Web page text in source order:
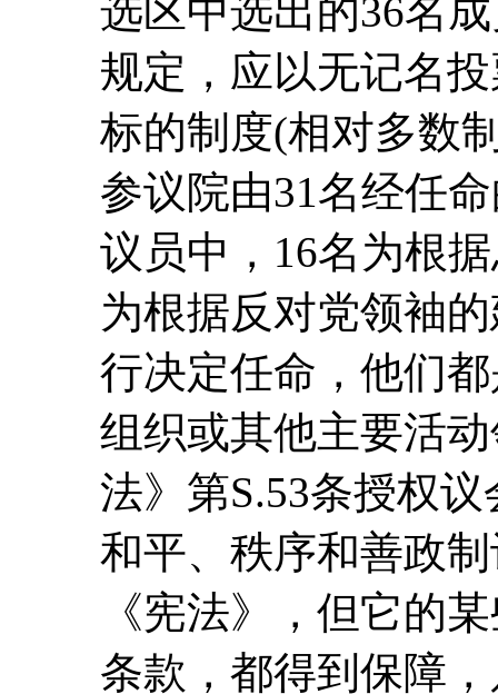
选区中选出的36名
规定，应以无记名
标的制度(相对多数
参议院由31名经任
议员中，16名为根
为根据反对党领袖
行决定任命，他们
组织或其他主要活
法》第S.53条授权
和平、秩序和善政
《宪法》，但它的
条款，都得到保障